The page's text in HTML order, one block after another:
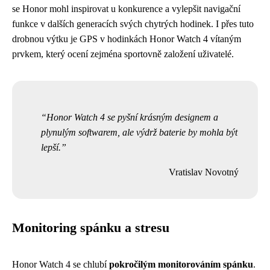
se Honor mohl inspirovat u konkurence a vylepšit navigační
funkce v dalších generacích svých chytrých hodinek. I přes tuto
drobnou výtku je GPS v hodinkách Honor Watch 4 vítaným
prvkem, který ocení zejména sportovně založení uživatelé.
Honor Watch 4 se pyšní krásným designem a
plynulým softwarem, ale výdrž baterie by mohla být
lepší.
Vratislav Novotný
Monitoring spánku a stresu
Honor Watch 4 se chlubípokročilým monitorováním spánku.